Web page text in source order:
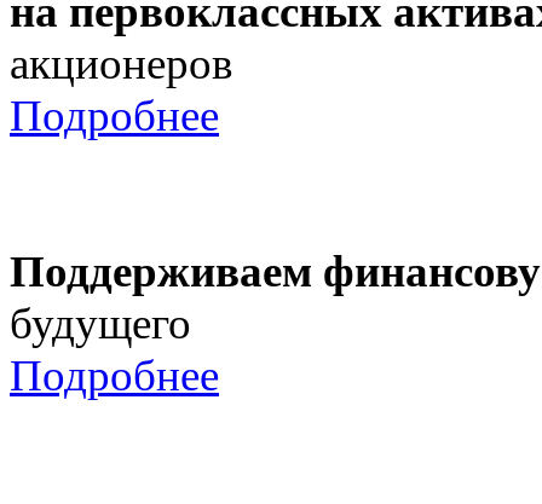
на первоклассных
акционеров
Подробнее
Поддерживаем
будущего
Подробнее